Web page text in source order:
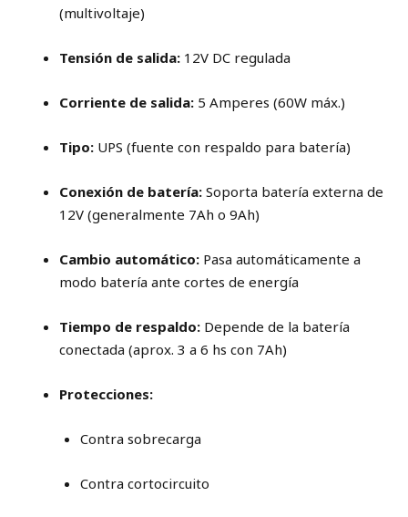
(multivoltaje)
Tensión de salida: 12V DC regulada
Corriente de salida: 5 Amperes (60W máx.)
Tipo: UPS (fuente con respaldo para batería)
Conexión de batería: Soporta batería externa de
12V (generalmente 7Ah o 9Ah)
Cambio automático: Pasa automáticamente a
modo batería ante cortes de energía
Tiempo de respaldo: Depende de la batería
conectada (aprox. 3 a 6 hs con 7Ah)
Protecciones:
Contra sobrecarga
Contra cortocircuito